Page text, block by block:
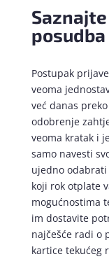
Postupak
veoma
već danas
odobrenje
veoma kratak i
samo navesti
ujedno
koji rok otplate
mogućnostima
im dostavite
najčešće radi o
kartice tekućeg